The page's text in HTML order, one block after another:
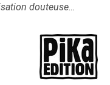
douteuse…